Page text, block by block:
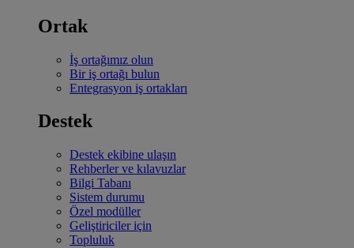
Ortak
İş ortağımız olun
Bir iş ortağı bulun
Entegrasyon iş ortakları
Destek
Destek ekibine ulaşın
Rehberler ve kılavuzlar
Bilgi Tabanı
Sistem durumu
Özel modüller
Geliştiriciler için
Topluluk